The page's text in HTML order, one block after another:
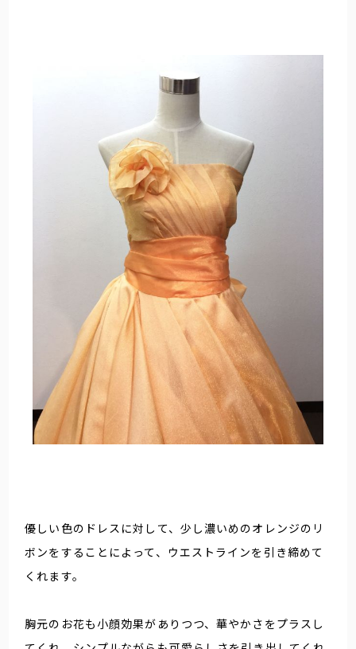
優しい色のドレスに対して、少し濃いめのオレンジのリ
ボンをすることによって、ウエストラインを引き締めて
くれます。
胸元のお花も小顔効果がありつつ、華やかさをプラスし